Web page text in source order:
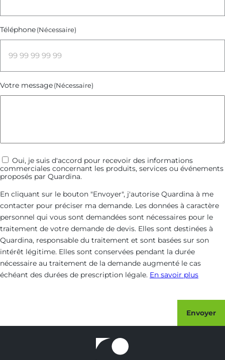
Téléphone(Nécessaire)
Votre message(Nécessaire)
Communications
commerciales
Oui, je suis d'accord pour recevoir des informations
commerciales concernant les produits, services ou événements
proposés par Quardina.
En cliquant sur le bouton "Envoyer", j'autorise Quardina à me
contacter pour préciser ma demande. Les données à caractère
personnel qui vous sont demandées sont nécessaires pour le
traitement de votre demande de devis. Elles sont destinées à
Quardina, responsable du traitement et sont basées sur son
intérêt légitime. Elles sont conservées pendant la durée
nécessaire au traitement de la demande augmenté le cas
échéant des durées de prescription légale. En savoir plus
Envoyer